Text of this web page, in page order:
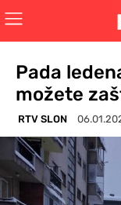
Pada
možete
RTV SLON